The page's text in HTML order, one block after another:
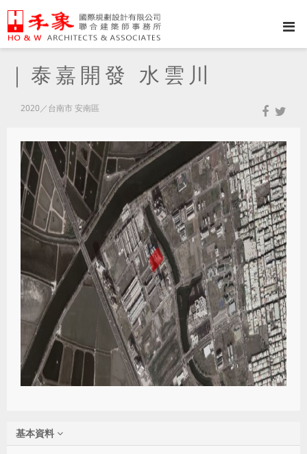
｜泰嘉開發 水雲川
2020／台南市 安南區
基本資料